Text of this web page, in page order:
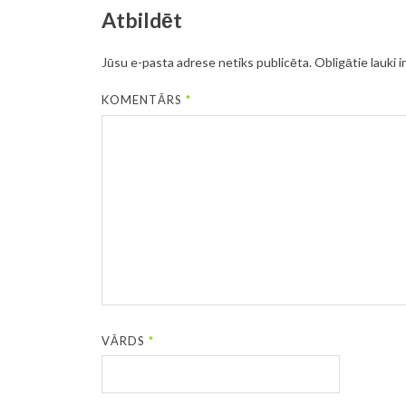
Atbildēt
Jūsu e-pasta adrese netiks publicēta.Obligātie lauki
KOMENTĀRS*
VĀRDS*